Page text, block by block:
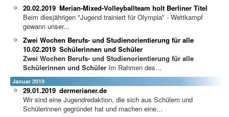
Merian-Mixed-Volleyballteam holt Berliner Titel
20.02.2019
Beim diesjährigen "Jugend trainiert für Olympia" - Wettkampf
gewann unser...
Zwei Wochen Berufs- und Studienorientierung für alle
Schülerinnen und Schüler
10.02.2019
Zwei Wochen Berufs- und Studienorientierung für alle
Schülerinnen und Schüler Im Rahmen des...
Januar 2019
dermerianer.de
29.01.2019
Wir sind eine Jugendredaktion, die sich aus Schülern und
Schülerinnen gegründet hat und machen eine...